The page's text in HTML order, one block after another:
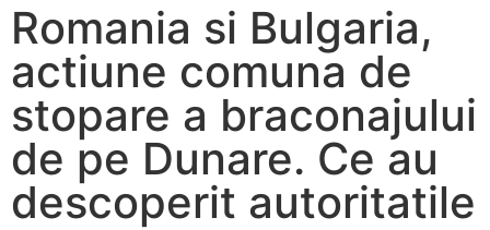
Romania si Bulgaria,
actiune comuna de
stopare a braconajului
de pe Dunare. Ce au
descoperit autoritatile